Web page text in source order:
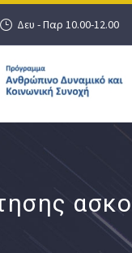
Δευ - Παρ 10.00-12.00